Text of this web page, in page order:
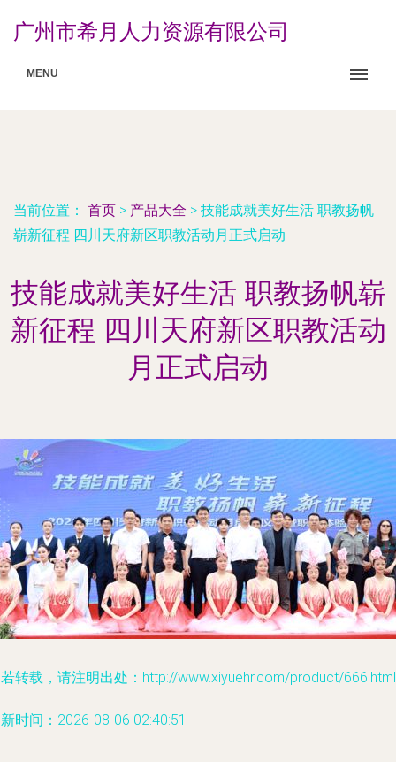
广州市希月人力资源有限公司
MENU
当前位置： 首页 > 产品大全 > 技能成就美好生活 职教扬帆
崭新征程 四川天府新区职教活动月正式启动
技能成就美好生活 职教扬帆崭
新征程 四川天府新区职教活动
月正式启动
转载，请注明出处：http://www.xiyuehr.com/product/666.html
时间：2026-08-06 02:40:51